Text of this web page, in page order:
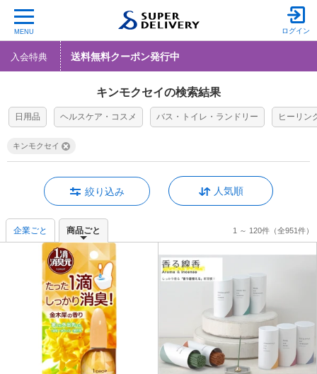
MENU ログイン
入会特典 送料無料クーポン発行中
キンモクセイの検索結果
日用品 ヘルスケア・コスメ バス・トイレ・ランドリー ヒーリン
キンモクセイ
絞り込み 人気順
企業ごと 商品ごと 1 ～ 120件（全951件）